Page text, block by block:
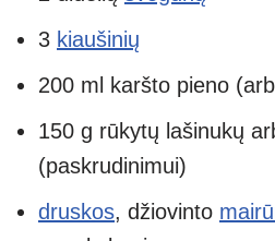
3 kiaušinių
200 ml karšto pieno
150 g rūkytų lašinukų
(paskrudinimui)
druskos, džiovinto